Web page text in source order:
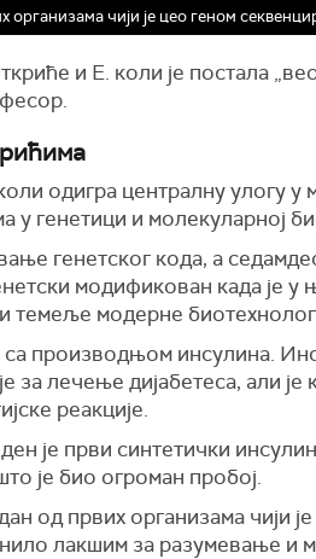
организама чији је цео геном
и E. коли је постала
одигра централну улогу у
у генетици и молекуларној
генетског кода, а
модификован када је у
темеље модерне
производњом инсулина.
за лечење дијабетеса, али је
реакције.
је први синтетички
је био огроман пробој.
од првих организама чији
лакшим за разумевање и